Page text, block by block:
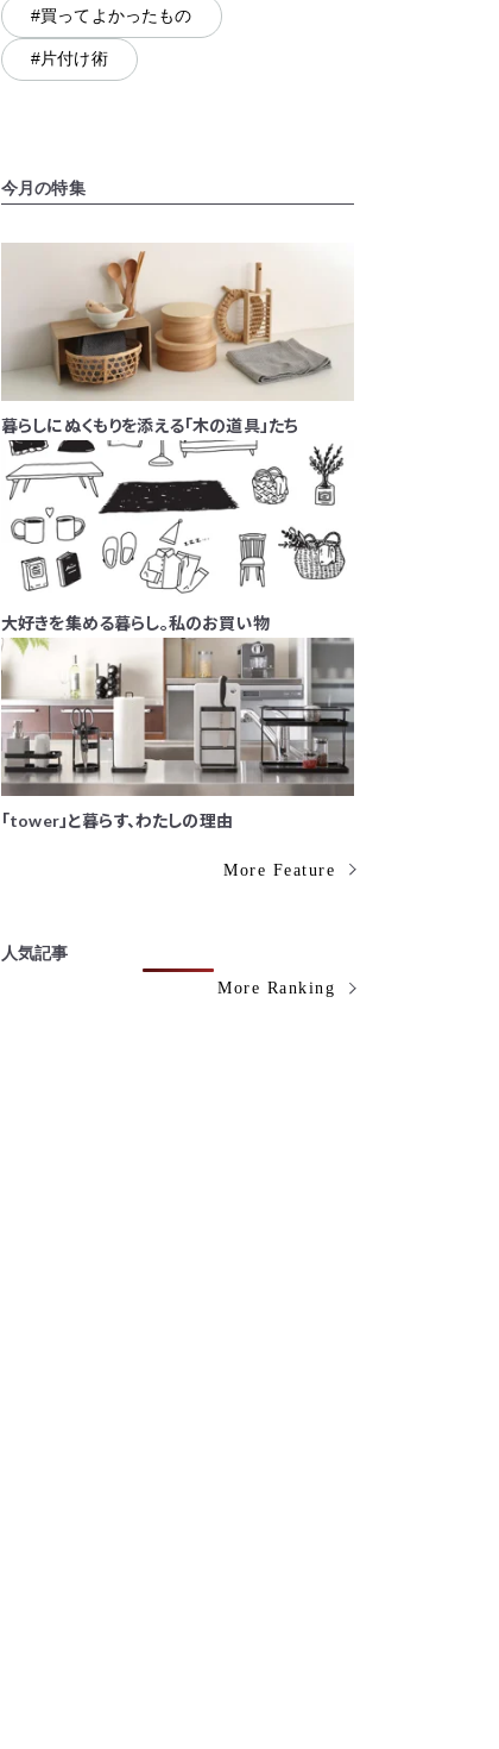
#買ってよかったもの
#片付け術
今月の特集
暮らしにぬくもりを添える「木の道具」たち
大好きを集める暮らし。私のお買い物
「tower」と暮らす、わたしの理由
More Feature
人気記事
More Ranking